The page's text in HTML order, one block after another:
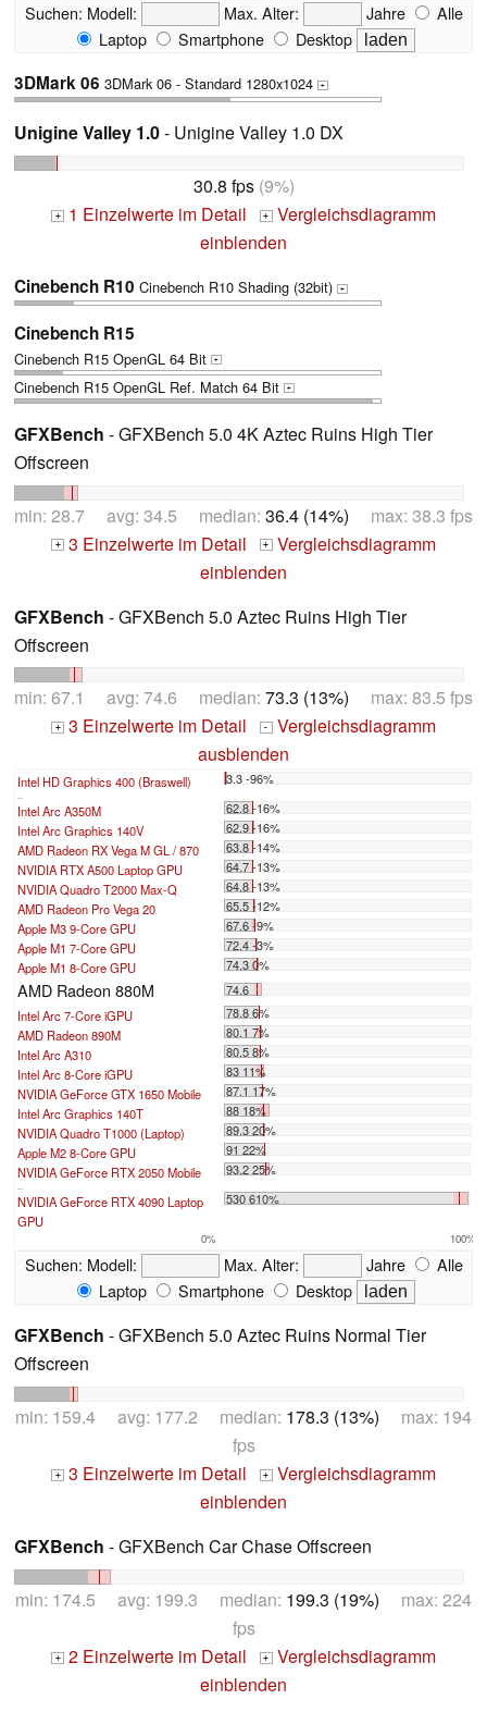
Suchen: Modell: Max. Alter: Jahre
Alle
Laptop
Smartphone Desktop
3DMark 06 3DMark 06 - Standard 1280x1024 +
Unigine Valley 1.0- Unigine Valley 1.0 DX
30.8 fps(9%)
+ 1 Einzelwerte im Detail + Vergleichsdiagramm
einblenden
Cinebench R10 Cinebench R10 Shading (32bit) +
Cinebench R15
Cinebench R15 OpenGL 64 Bit +
Cinebench R15 OpenGL Ref. Match 64 Bit +
GFXBench - GFXBench 5.0 4K Aztec Ruins High Tier
Offscreen
min: 28.7 avg: 34.5 median: 36.4 (14%) max: 38.3 fps
+ 3 Einzelwerte im Detail + Vergleichsdiagramm
einblenden
GFXBench - GFXBench 5.0 Aztec Ruins High Tier
Offscreen
min: 67.1 avg: 74.6 median: 73.3 (13%) max: 83.5 fps
+ 3 Einzelwerte im Detail - Vergleichsdiagramm
ausblenden
Intel HD Graphics 400 (Braswell) 3.3 -96%
...
Intel Arc A350M
62.8 -16%
Intel Arc Graphics 140V
62.9 -16%
AMD Radeon RX Vega M GL / 870
63.8 -14%
NVIDIA RTX A500 Laptop GPU
64.7 -13%
NVIDIA Quadro T2000 Max-Q
64.8 -13%
AMD Radeon Pro Vega 20
65.5 -12%
Apple M3 9-Core GPU
67.6 -9%
Apple M1 7-Core GPU
72.4 -3%
Apple M1 8-Core GPU
74.3 0%
AMD Radeon 880M
74.6
Intel Arc 7-Core iGPU
78.8 6%
AMD Radeon 890M
80.1 7%
Intel Arc A310
80.5 8%
Intel Arc 8-Core iGPU
83 11%
NVIDIA GeForce GTX 1650 Mobile
87.1 17%
Intel Arc Graphics 140T
88 18%
NVIDIA Quadro T1000 (Laptop)
89.3 20%
Apple M2 8-Core GPU
91 22%
NVIDIA GeForce RTX 2050 Mobile
93.2 25%
...
NVIDIA GeForce RTX 4090 Laptop
GPU
530 610%
0% 100%
Suchen: Modell: Max. Alter: Jahre
Alle
Laptop
Smartphone Desktop
GFXBench - GFXBench 5.0 Aztec Ruins Normal Tier
Offscreen
min: 159.4 avg: 177.2 median: 178.3 (13%) max: 194
fps
+ 3 Einzelwerte im Detail + Vergleichsdiagramm
einblenden
GFXBench - GFXBench Car Chase Offscreen
min: 174.5 avg: 199.3 median: 199.3 (19%) max: 224
fps
+ 2 Einzelwerte im Detail + Vergleichsdiagramm
einblenden